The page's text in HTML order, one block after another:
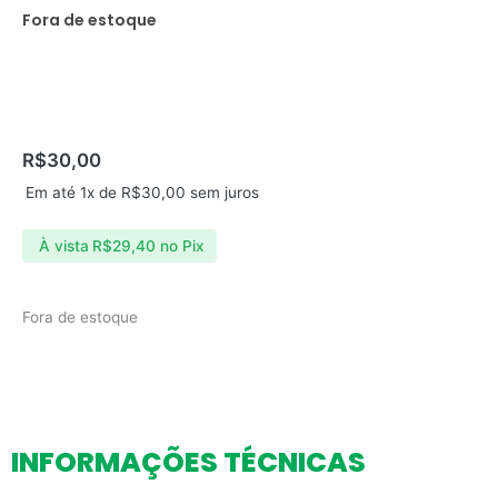
Fora de estoque
R$30,00
Em até 1x de R$30,00 sem juros
À vista R$29,40 no Pix
Fora de estoque
INFORMAÇÕES TÉCNICAS